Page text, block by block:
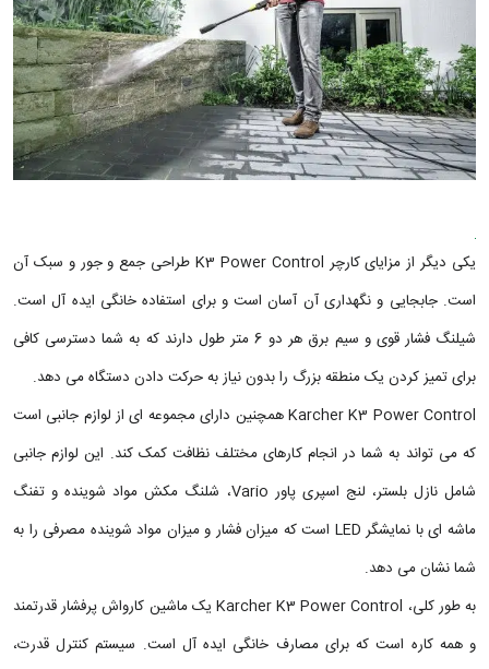
یکی دیگر از مزایای کارچر K3 Power Control طراحی جمع و جور و سبک آن
است. جابجایی و نگهداری آن آسان است و برای استفاده خانگی ایده آل است.
شیلنگ فشار قوی و سیم برق هر دو 6 متر طول دارند که به شما دسترسی کافی
برای تمیز کردن یک منطقه بزرگ را بدون نیاز به حرکت دادن دستگاه می دهد.
Karcher K3 Power Control همچنین دارای مجموعه ای از لوازم جانبی است
که می تواند به شما در انجام کارهای مختلف نظافت کمک کند. این لوازم جانبی
شامل نازل بلستر، لنج اسپری پاور Vario، شلنگ مکش مواد شوینده و تفنگ
ماشه ای با نمایشگر LED است که میزان فشار و میزان مواد شوینده مصرفی را به
شما نشان می دهد.
به طور کلی، Karcher K3 Power Control یک ماشین کارواش پرفشار قدرتمند
و همه کاره است که برای مصارف خانگی ایده آل است. سیستم کنترل قدرت،